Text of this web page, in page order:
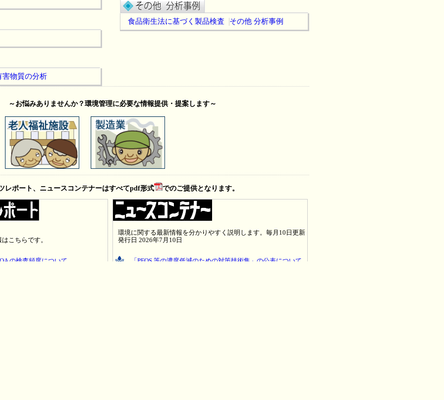
害物質の分析
食品衛生法に基づく製品検査 その他 分析事例
お悩みありませんか？環境管理に必要な情報提供・提案します～
ート、ニュースコンテナーはすべてpdf形式 でのご提供となります。
こちらです。
の検査頻度について
環境に関する最新情報を分かりやすく説明します。毎月10日更新
発行日 2026年7月10日
「PFOS 等の濃度低減のための対策技術集」の公表について